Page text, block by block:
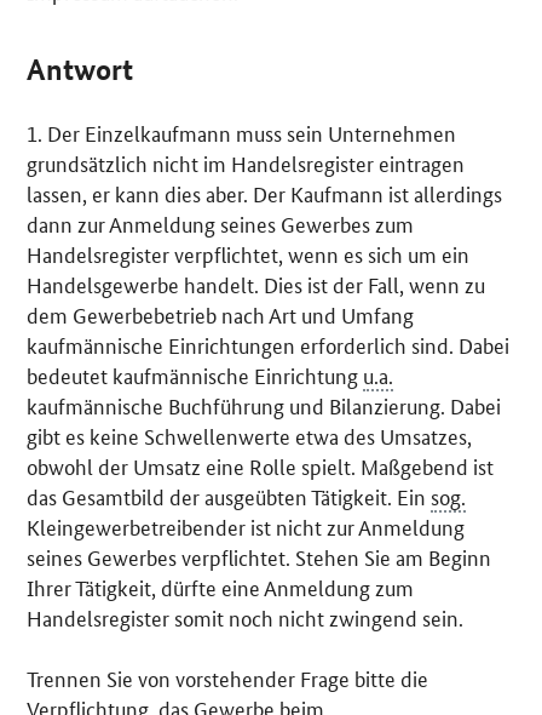
Antwort
1. Der Einzelkaufmann muss sein Unternehmen
grundsätzlich nicht im Handelsregister eintragen
lassen, er kann dies aber. Der Kaufmann ist allerdings
dann zur Anmeldung seines Gewerbes zum
Handelsregister verpflichtet, wenn es sich um ein
Handelsgewerbe handelt. Dies ist der Fall, wenn zu
dem Gewerbebetrieb nach Art und Umfang
kaufmännische Einrichtungen erforderlich sind. Dabei
bedeutet kaufmännische Einrichtung u.a.
kaufmännische Buchführung und Bilanzierung. Dabei
gibt es keine Schwellenwerte etwa des Umsatzes,
obwohl der Umsatz eine Rolle spielt. Maßgebend ist
das Gesamtbild der ausgeübten Tätigkeit. Ein sog.
Kleingewerbetreibender ist nicht zur Anmeldung
seines Gewerbes verpflichtet. Stehen Sie am Beginn
Ihrer Tätigkeit, dürfte eine Anmeldung zum
Handelsregister somit noch nicht zwingend sein.
Trennen Sie von vorstehender Frage bitte die
Verpflichtung, das Gewerbe beim